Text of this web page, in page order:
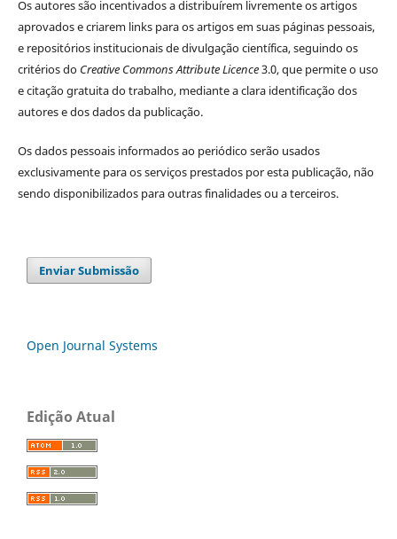
Os autores são incentivados a distribuírem livremente os artigos
aprovados e criarem links para os artigos em suas páginas pessoais,
e repositórios institucionais de divulgação científica, seguindo os
critérios do Creative Commons Attribute Licence3.0, que permite o uso
e citação gratuita do trabalho, mediante a clara identificação dos
autores e dos dados da publicação.
Os dados pessoais informados ao periódico serão usados
exclusivamente para os serviços prestados por esta publicação, não
sendo disponibilizados para outras finalidades ou a terceiros.
Enviar Submissão
Open Journal Systems
Edição Atual